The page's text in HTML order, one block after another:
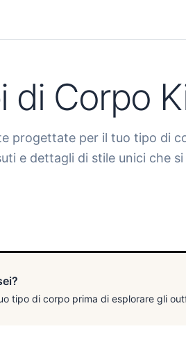
di Corpo
progettate per il tuo tipo di
e dettagli di stile unici che
tipo di corpo prima di esplorare gli